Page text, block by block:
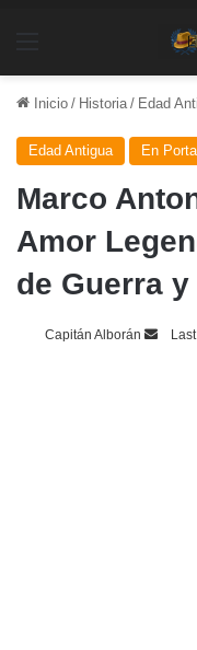
Inicio / Historia / Edad
Edad Antigua En
Marco
Amor
de Guerra
Capitán Alborán
Send